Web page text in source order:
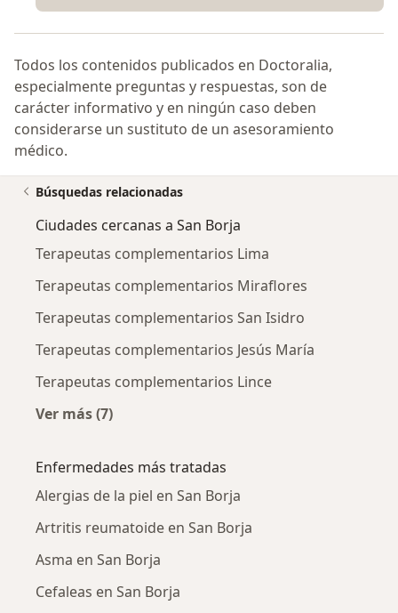
Todos los contenidos publicados en Doctoralia,
especialmente preguntas y respuestas, son de
carácter informativo y en ningún caso deben
considerarse un sustituto de un asesoramiento
médico.
Búsquedas relacionadas
Ciudades cercanas a San Borja
Terapeutas complementarios Lima
Terapeutas complementarios Miraflores
Terapeutas complementarios San Isidro
Terapeutas complementarios Jesús María
Terapeutas complementarios Lince
Ver más (7)
Enfermedades más tratadas
Alergias de la piel en San Borja
Artritis reumatoide en San Borja
Asma en San Borja
Cefaleas en San Borja